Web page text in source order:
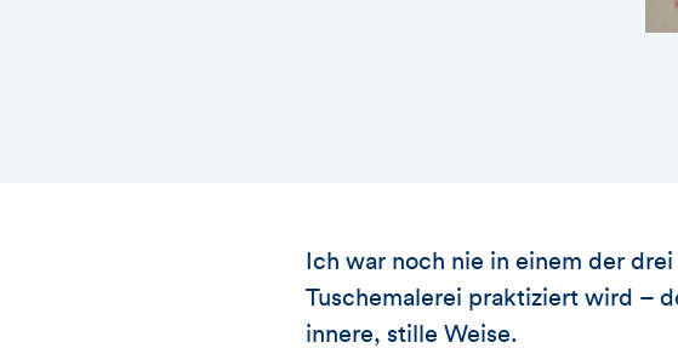
Ich war noch nie in einem der
Tuschemalerei praktiziert wird –
innere, stille Weise.